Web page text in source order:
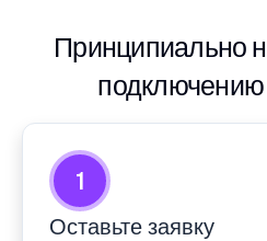
Принципиально
подключению
1
Оставьте заявку